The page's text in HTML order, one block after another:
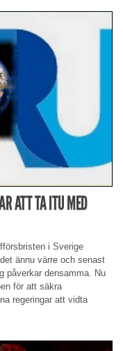
ATT TA ITU MED
i Sverige
ännu värre och senast
påverkar densamma. Nu
för att säkra
regeringar att vidta